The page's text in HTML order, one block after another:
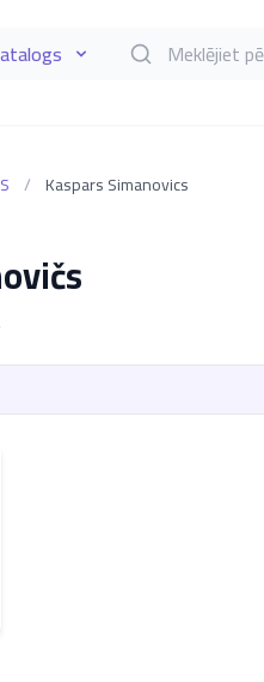
Meklēt grāmatas
S / Kaspars Simanovics